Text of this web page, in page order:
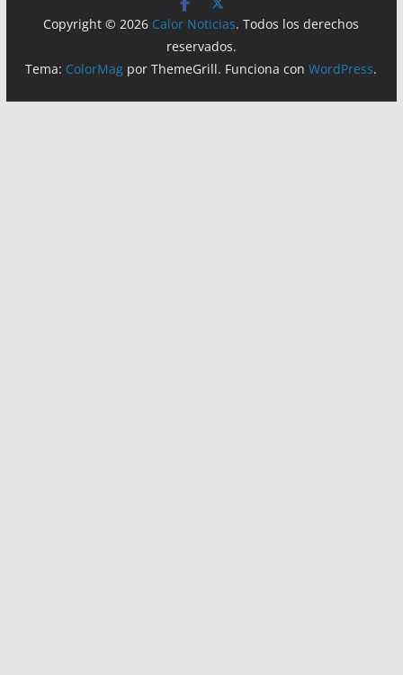
Copyright © 2026 Calor Noticias. Todos los derechos
reservados.
Tema: ColorMag por ThemeGrill. Funciona conWordPress.